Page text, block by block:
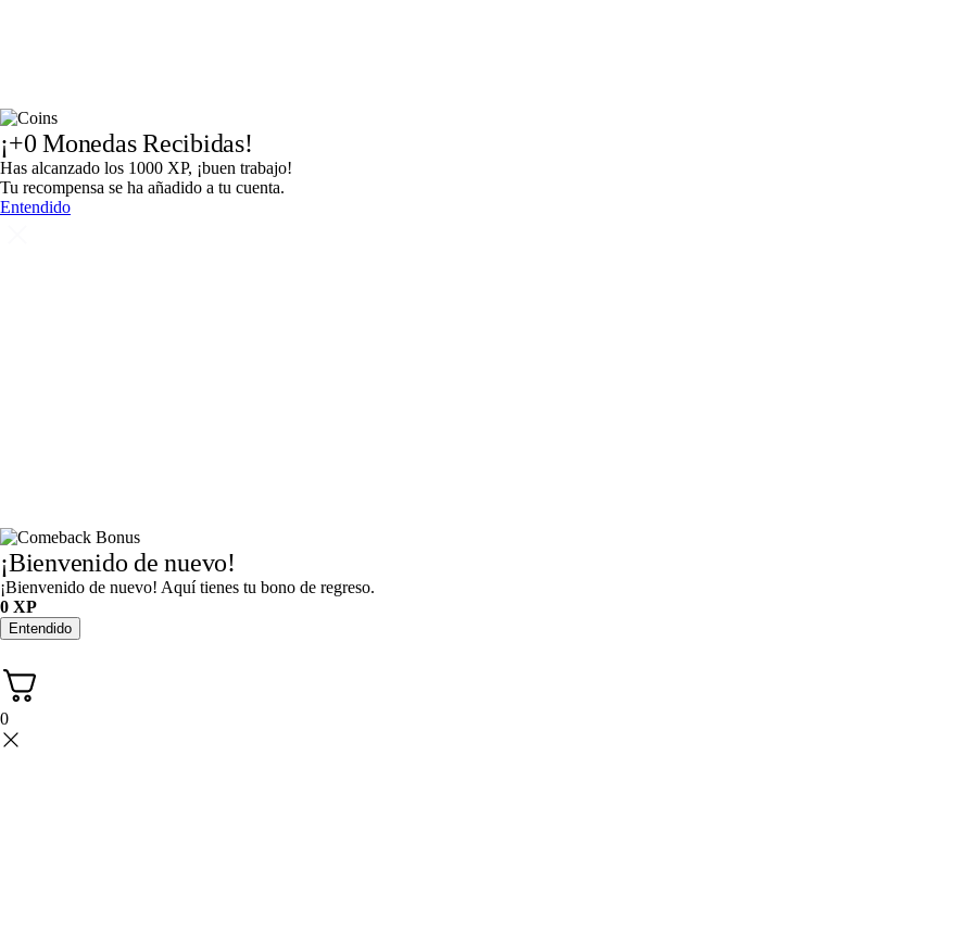
¡+0 Monedas Recibidas!
Has alcanzado los 1000 XP, ¡buen trabajo!
Tu recompensa se ha añadido a tu cuenta.
Entendido
¡Bienvenido de nuevo!
¡Bienvenido de nuevo! Aquí tienes tu bono de regreso.
0 XP
Entendido
0